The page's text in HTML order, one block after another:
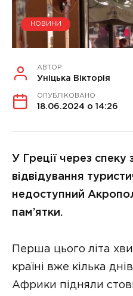
НОВИНИ
АВТОР
Уніцька Вікторія
ОПУБЛІКОВАНО
18.06.2024 о 14:26
У Греції через
відвідування
недоступний
пам’ятки.
Перша цього літа
країні вже кілька
Африки підняли